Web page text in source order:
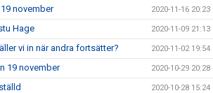
november 2020-11-16 20:23
Hage 2020-11-09 21:13
vi in när andra fortsätter? 2020-11-02 19:54
19 november 2020-10-29 20:28
2020-10-28 15:24